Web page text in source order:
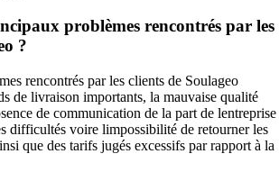
problèmes rencontrés par les
?
rencontrés par les clients de Soulageo
de livraison importants, la mauvaise qualité
de communication de la part de lentreprise
difficultés voire limpossibilité de retourner les
que des tarifs jugés excessifs par rapport à la